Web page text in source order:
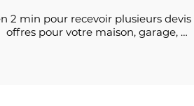
2 min pour recevoir plusieurs
offres pour votre maison, garage, …